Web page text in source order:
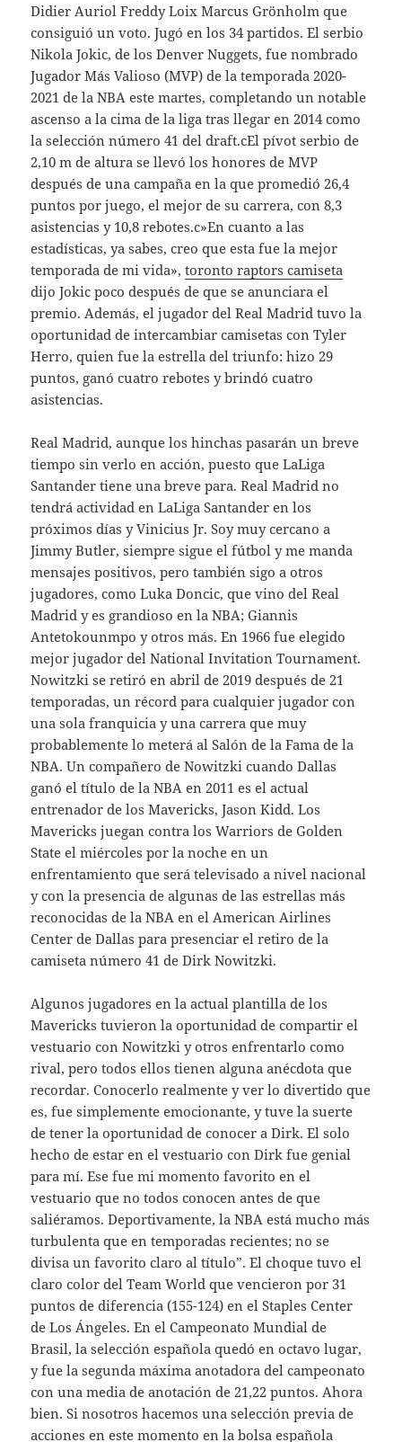
Didier Auriol Freddy Loix Marcus Grönholm que
consiguió un voto. Jugó en los 34 partidos. El serbio
Nikola Jokic, de los Denver Nuggets, fue nombrado
Jugador Más Valioso (MVP) de la temporada 2020-
2021 de la NBA este martes, completando un notable
ascenso a la cima de la liga tras llegar en 2014 como
la selección número 41 del draft.cEl pívot serbio de
2,10 m de altura se llevó los honores de MVP
después de una campaña en la que promedió 26,4
puntos por juego, el mejor de su carrera, con 8,3
asistencias y 10,8 rebotes.c»En cuanto a las
estadísticas, ya sabes, creo que esta fue la mejor
temporada de mi vida»,toronto raptors camiseta
dijo Jokic poco después de que se anunciara el
premio. Además, el jugador del Real Madrid tuvo la
oportunidad de intercambiar camisetas con Tyler
Herro, quien fue la estrella del triunfo: hizo 29
puntos, ganó cuatro rebotes y brindó cuatro
asistencias.
Real Madrid, aunque los hinchas pasarán un breve
tiempo sin verlo en acción, puesto que LaLiga
Santander tiene una breve para. Real Madrid no
tendrá actividad en LaLiga Santander en los
próximos días y Vinicius Jr. Soy muy cercano a
Jimmy Butler, siempre sigue el fútbol y me manda
mensajes positivos, pero también sigo a otros
jugadores, como Luka Doncic, que vino del Real
Madrid y es grandioso en la NBA; Giannis
Antetokounmpo y otros más. En 1966 fue elegido
mejor jugador del National Invitation Tournament.
Nowitzki se retiró en abril de 2019 después de 21
temporadas, un récord para cualquier jugador con
una sola franquicia y una carrera que muy
probablemente lo meterá al Salón de la Fama de la
NBA. Un compañero de Nowitzki cuando Dallas
ganó el título de la NBA en 2011 es el actual
entrenador de los Mavericks, Jason Kidd. Los
Mavericks juegan contra los Warriors de Golden
State el miércoles por la noche en un
enfrentamiento que será televisado a nivel nacional
y con la presencia de algunas de las estrellas más
reconocidas de la NBA en el American Airlines
Center de Dallas para presenciar el retiro de la
camiseta número 41 de Dirk Nowitzki.
Algunos jugadores en la actual plantilla de los
Mavericks tuvieron la oportunidad de compartir el
vestuario con Nowitzki y otros enfrentarlo como
rival, pero todos ellos tienen alguna anécdota que
recordar. Conocerlo realmente y ver lo divertido que
es, fue simplemente emocionante, y tuve la suerte
de tener la oportunidad de conocer a Dirk. El solo
hecho de estar en el vestuario con Dirk fue genial
para mí. Ese fue mi momento favorito en el
vestuario que no todos conocen antes de que
saliéramos. Deportivamente, la NBA está mucho más
turbulenta que en temporadas recientes; no se
divisa un favorito claro al título”. El choque tuvo el
claro color del Team World que vencieron por 31
puntos de diferencia (155-124) en el Staples Center
de Los Ángeles. En el Campeonato Mundial de
Brasil, la selección española quedó en octavo lugar,
y fue la segunda máxima anotadora del campeonato
con una media de anotación de 21,22 puntos. Ahora
bien. Si nosotros hacemos una selección previa de
acciones en este momento en la bolsa española